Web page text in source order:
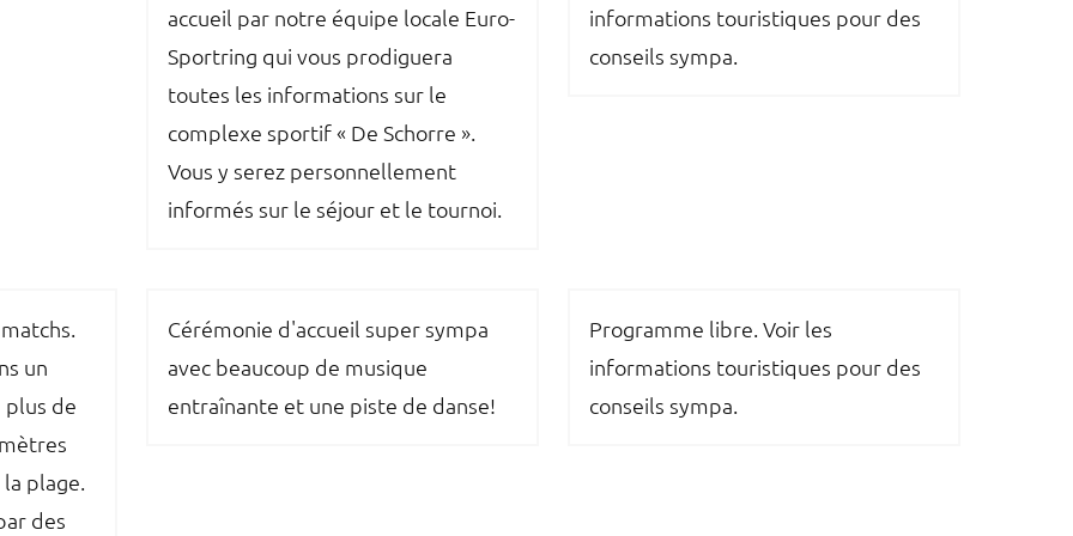
accueil par notre équipe locale Euro-
Sportring qui vous prodiguera
toutes les informations sur le
complexe sportif « De Schorre ».
Vous y serez personnellement
informés sur le séjour et le tournoi.
informations touristiques pour des
conseils sympa.
un
de
plage.
des
Cérémonie d'accueil super sympa
avec beaucoup de musique
entraînante et une piste de danse!
Programme libre. Voir les
informations touristiques pour des
conseils sympa.